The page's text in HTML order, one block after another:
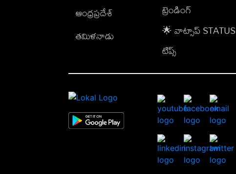
ఆంధ్రప్రదేశ్
తమిళనాడు
ట్రెండింగ్
🌟 వాట్సాప్ STATUS
టిప్స్